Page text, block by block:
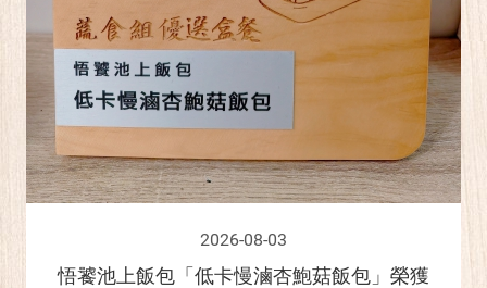
2026-08-03
悟饕池上飯包「低卡慢滷杏鮑菇飯包」榮獲